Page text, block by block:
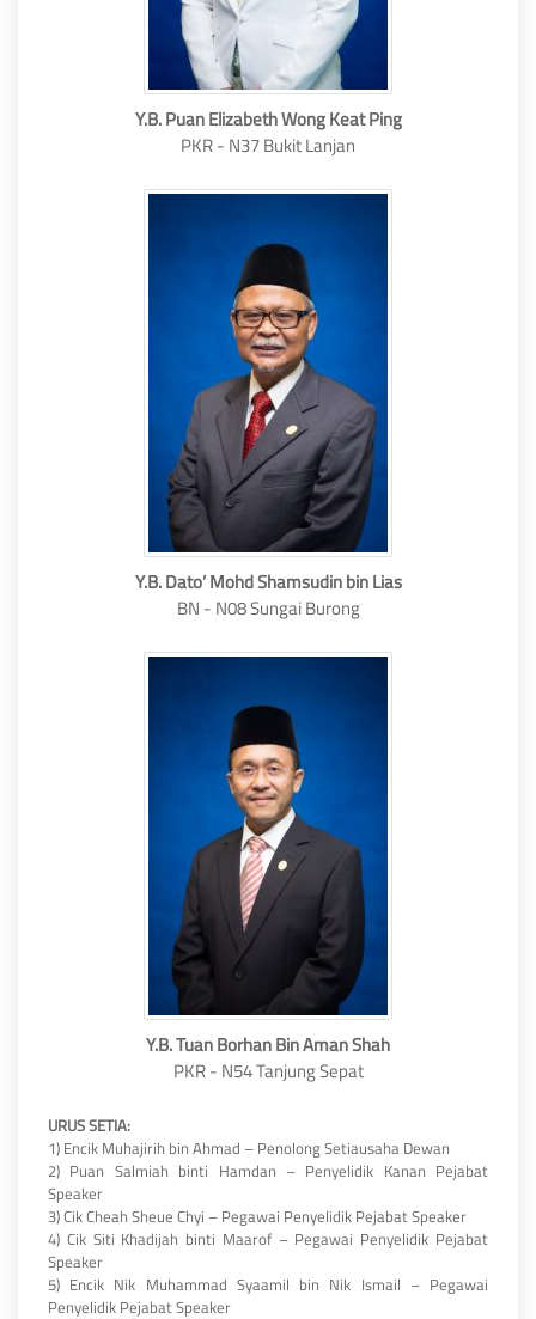
Y.B. Puan Elizabeth Wong Keat Ping
PKR - N37 Bukit Lanjan
Y.B. Dato’ Mohd Shamsudin bin Lias
BN - N08 Sungai Burong
Y.B. Tuan Borhan Bin Aman Shah
PKR - N54 Tanjung Sepat
URUS SETIA:
1) Encik Muhajirih bin Ahmad – Penolong Setiausaha Dewan
2) Puan Salmiah binti Hamdan – Penyelidik Kanan Pejabat
Speaker
3) Cik Cheah Sheue Chyi – Pegawai Penyelidik Pejabat Speaker
4) Cik Siti Khadijah binti Maarof – Pegawai Penyelidik Pejabat
Speaker
5) Encik Nik Muhammad Syaamil bin Nik Ismail – Pegawai
Penyelidik Pejabat Speaker